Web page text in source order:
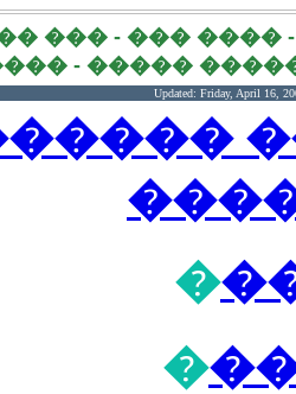
�������� -
�����
Updated: Friday, April 16,
����
�
�